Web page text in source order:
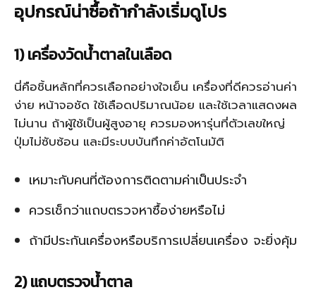
อุปกรณ์น่าซื้อถ้ากำลังเริ่มดูโปร
1) เครื่องวัดน้ำตาลในเลือด
นี่คือชิ้นหลักที่ควรเลือกอย่างใจเย็น เครื่องที่ดีควรอ่านค่า
ง่าย หน้าจอชัด ใช้เลือดปริมาณน้อย และใช้เวลาแสดงผล
ไม่นาน ถ้าผู้ใช้เป็นผู้สูงอายุ ควรมองหารุ่นที่ตัวเลขใหญ่
ปุ่มไม่ซับซ้อน และมีระบบบันทึกค่าอัตโนมัติ
เหมาะกับคนที่ต้องการติดตามค่าเป็นประจำ
ควรเช็กว่าแถบตรวจหาซื้อง่ายหรือไม่
ถ้ามีประกันเครื่องหรือบริการเปลี่ยนเครื่อง จะยิ่งคุ้ม
2) แถบตรวจน้ำตาล